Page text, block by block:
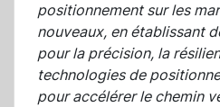
positionnement sur les
nouveaux, en établissant
pour la précision, la
technologies de
pour accélérer le chemin